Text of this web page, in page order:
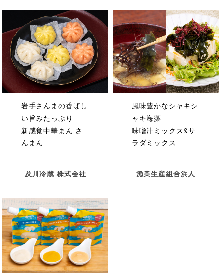
岩手さんまの香ばし
い旨みたっぷり
新感覚中華まん さ
んまん
及川冷蔵 株式会社
風味豊かなシャキシ
ャキ海藻
味噌汁ミックス&サ
ラダミックス
漁業生産組合浜人